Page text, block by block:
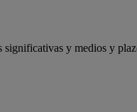
y medios y